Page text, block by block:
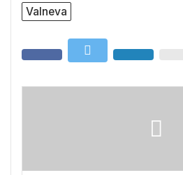
Valneva